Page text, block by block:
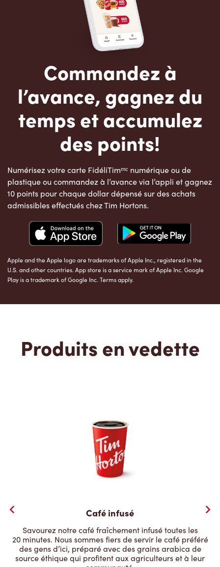
Commandez à
l’avance, gagnez du
temps et accumulez
des points!
Numérisez votre carte FidéliTimᵐᶜ numérique ou de
plastique ou commandez à l’avance via l’appli et gagnez
10 points pour chaque dollar dépensé sur des achats
admissibles effectués chez Tim Hortons.
Apple and the Apple logo are trademarks of Apple Inc., registered in the
U.S. and other countries. App store is a service mark of Apple Inc. Google
Play is a trademark of Google Inc. Terms apply.
Produits en vedette
Café infusé
Savourez notre café fraîchement infusé toutes les
20 minutes. Nous sommes fiers de servir le café préféré
des gens d’ici, préparé avec des grains arabica de
source éthique qui profitent aux agriculteurs et à leur